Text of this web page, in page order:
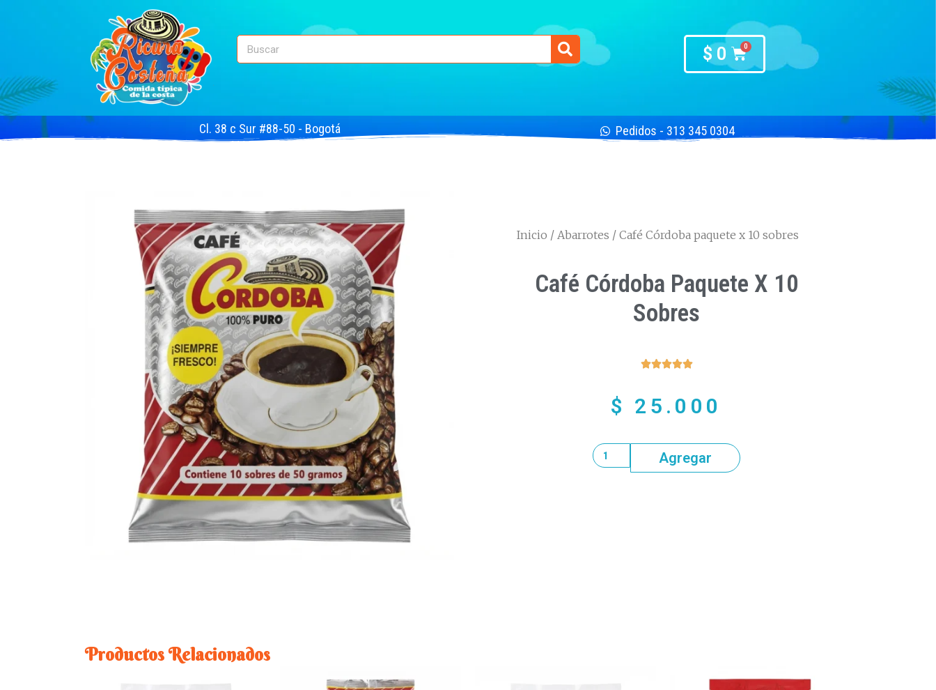
$ 0
Cl. 38 c Sur #88-50 - Bogotá Pedidos - 313 345 0304
Inicio / Abarrotes / Café Córdoba paquete x 10 sobres
Café Córdoba Paquete X 10
Sobres

$ 25.000
Agregar
Productos Relacionados